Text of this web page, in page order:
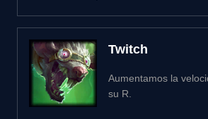
Twitch
Aumentamos la
su R.